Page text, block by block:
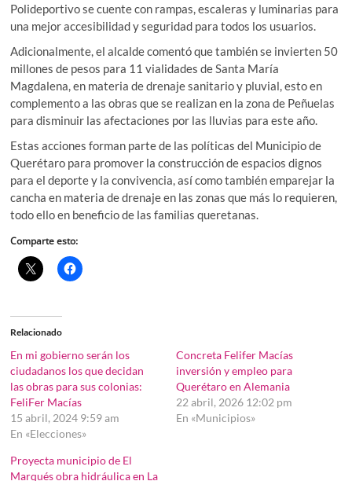
Polideportivo se cuente con rampas, escaleras y luminarias para
una mejor accesibilidad y seguridad para todos los usuarios.
Adicionalmente, el alcalde comentó que también se invierten 50
millones de pesos para 11 vialidades de Santa María
Magdalena, en materia de drenaje sanitario y pluvial, esto en
complemento a las obras que se realizan en la zona de Peñuelas
para disminuir las afectaciones por las lluvias para este año.
Estas acciones forman parte de las políticas del Municipio de
Querétaro para promover la construcción de espacios dignos
para el deporte y la convivencia, así como también emparejar la
cancha en materia de drenaje en las zonas que más lo requieren,
todo ello en beneficio de las familias queretanas.
Comparte esto:
Relacionado
En mi gobierno serán los
ciudadanos los que decidan
las obras para sus colonias:
FeliFer Macías
15 abril, 2024 9:59 am
En «Elecciones»
Concreta Felifer Macías
inversión y empleo para
Querétaro en Alemania
22 abril, 2026 12:02 pm
En «Municipios»
Proyecta municipio de El
Marqués obra hidráulica en La